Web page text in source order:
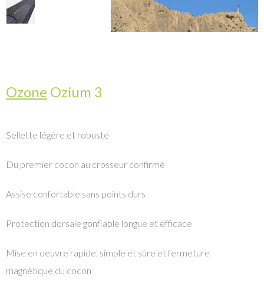
Ozone Ozium 3
Sellette légère et robuste
Du premier cocon au crosseur confirmé
Assise confortable sans points durs
Protection dorsale gonflable longue et efficace
Mise en oeuvre rapide, simple et sûre et fermeture
magnétique du cocon